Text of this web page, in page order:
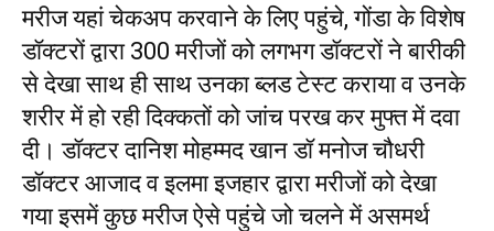
मरीज यहां चेकअप करवाने के लिए पहुंचे, गोंडा के विशेष
डॉक्टरों द्वारा 300 मरीजों को लगभग डॉक्टरों ने बारीकी
से देखा साथ ही साथ उनका ब्लड टेस्ट कराया व उनके
शरीर में हो रही दिक्कतों को जांच परख कर मुफ्त में दवा
दी। डॉक्टर दानिश मोहम्मद खान डॉ मनोज चौधरी
डॉक्टर आजाद व इलमा इजहार द्वारा मरीजों को देखा
गया इसमें कुछ मरीज ऐसे पहुंचे जो चलने में असमर्थ